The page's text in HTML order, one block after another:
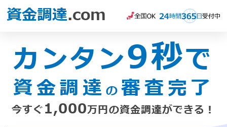
資金調達.com
カンタン9秒で
資金調達 の審査完了
今すぐ1,000万円の資金調達ができる！